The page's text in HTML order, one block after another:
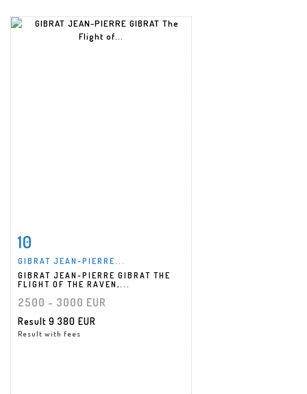
10
GIBRAT JEAN-PIERRE...
GIBRAT JEAN-PIERRE GIBRAT THE
FLIGHT OF THE RAVEN,...
2500 - 3000 EUR
Result 9 380 EUR
Result with fees